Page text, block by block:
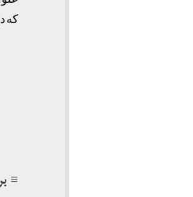
که در سال های
≡